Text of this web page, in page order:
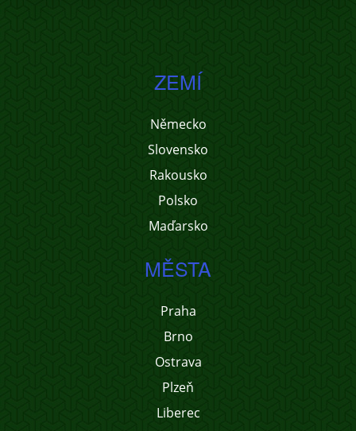
ZEMÍ
Německo
Slovensko
Rakousko
Polsko
Maďarsko
MĚSTA
Praha
Brno
Ostrava
Plzeň
Liberec